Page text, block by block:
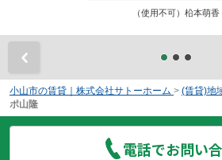
（使用不可）柗本萌香
小山市の賃貸｜株式会社サトーホーム > (賃貸)地
ポ山隆
電話でお問い